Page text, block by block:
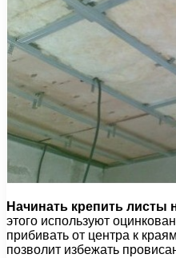
Начинать крепить листы
этого используют
прибивать от центра к
позволит избежать